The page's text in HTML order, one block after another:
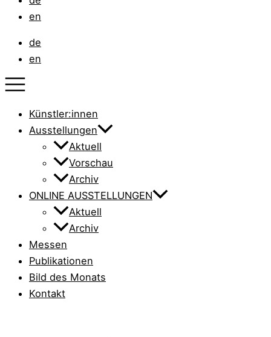
en
de
en
Künstler:innen
Ausstellungen
Aktuell
Vorschau
Archiv
ONLINE AUSSTELLUNGEN
Aktuell
Archiv
Messen
Publikationen
Bild des Monats
Kontakt